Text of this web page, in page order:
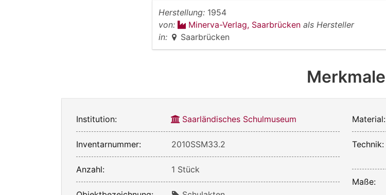
Herstellung: 1954
von:
Minerva-Verlag, Saarbrücken als Hersteller
in:
Saarbrücken
Merkmale
Institution: Saarländisches Schulmuseum
Inventarnummer: 2010SSM33.2
Anzahl: 1 Stück
Material:
Technik:
Maße: